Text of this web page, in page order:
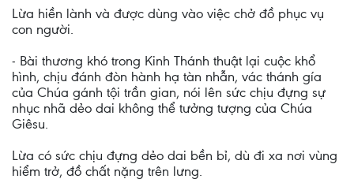
Lừa hiền lành và được dùng vào việc chở đồ phục vụ
con người.
- Bài thương khó trong Kinh Thánh thuật lại cuộc khổ
hình, chịu đánh đòn hành hạ tàn nhẫn, vác thánh gía
của Chúa gánh tội trần gian, nói lên sức chịu đựng sự
nhục nhã dẻo dai không thể tưởng tượng của Chúa
Giêsu.
Lừa có sức chịu đựng dẻo dai bền bỉ, dù đi xa nơi vùng
hiểm trở, đồ chất nặng trên lưng.